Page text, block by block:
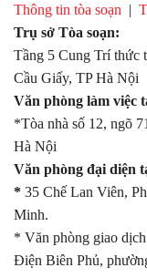
Thông tin tòa soạn |
Trụ sở Tòa soạn:
Tầng 5 Cung Trí thức
Cầu Giấy, TP Hà Nội
Văn phòng làm việc
*Tòa nhà số 12, ngõ
Hà Nội
Văn phòng đại diện
* 35 Chế Lan Viên,
Minh.
* Văn phòng giao
Điện Biên Phủ,